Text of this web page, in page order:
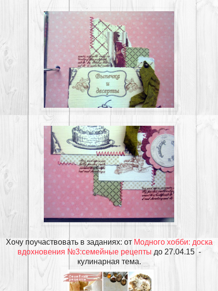
Хочу поучаствовать в заданиях: от Модного хобби: доска
вдохновения №3:семейные рецептыдо 27.04.15 -
кулинарная тема.